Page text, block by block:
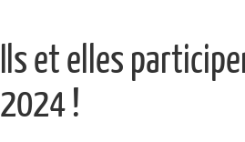
Ils et elles
2024 !